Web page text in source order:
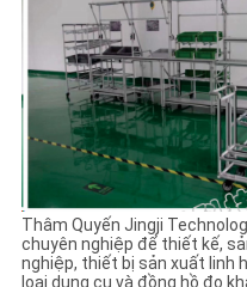
Thâm Quyến Jingji
chuyên nghiệp để thiết kế,
nghiệp, thiết bị sản xuất linh
loại dụng cụ và đồng hồ đo